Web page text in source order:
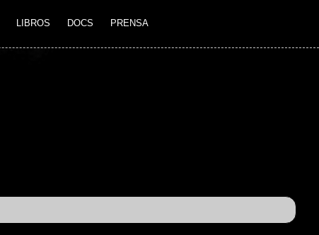
LIBROS DOCS PRENSA